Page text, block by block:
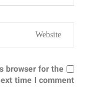
browser for the
time I comment.